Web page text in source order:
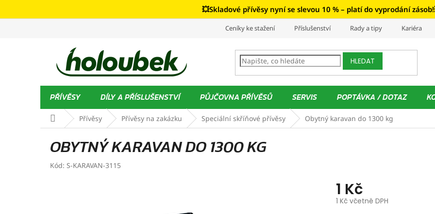
💥Skladové přívěsy nyní se slevou 10 % – platí do vyprodání
Ceníky ke stažení Příslušenství Rady a tipy Kariéra
HLEDAT
PŘÍVĚSY DÍLY A PŘÍSLUŠENSTVÍ PŮJČOVNA PŘÍVĚSŮ SERVIS POPTÁVKA / DOTAZ
Domů Přívěsy Přívěsy na zakázku Speciální skříňové přívěsy Obytný karavan do 1300 kg
OBYTNÝ KARAVAN DO 1300 KG
Kód: S-KARAVAN-3115
1 Kč
1 Kč včetně DPH